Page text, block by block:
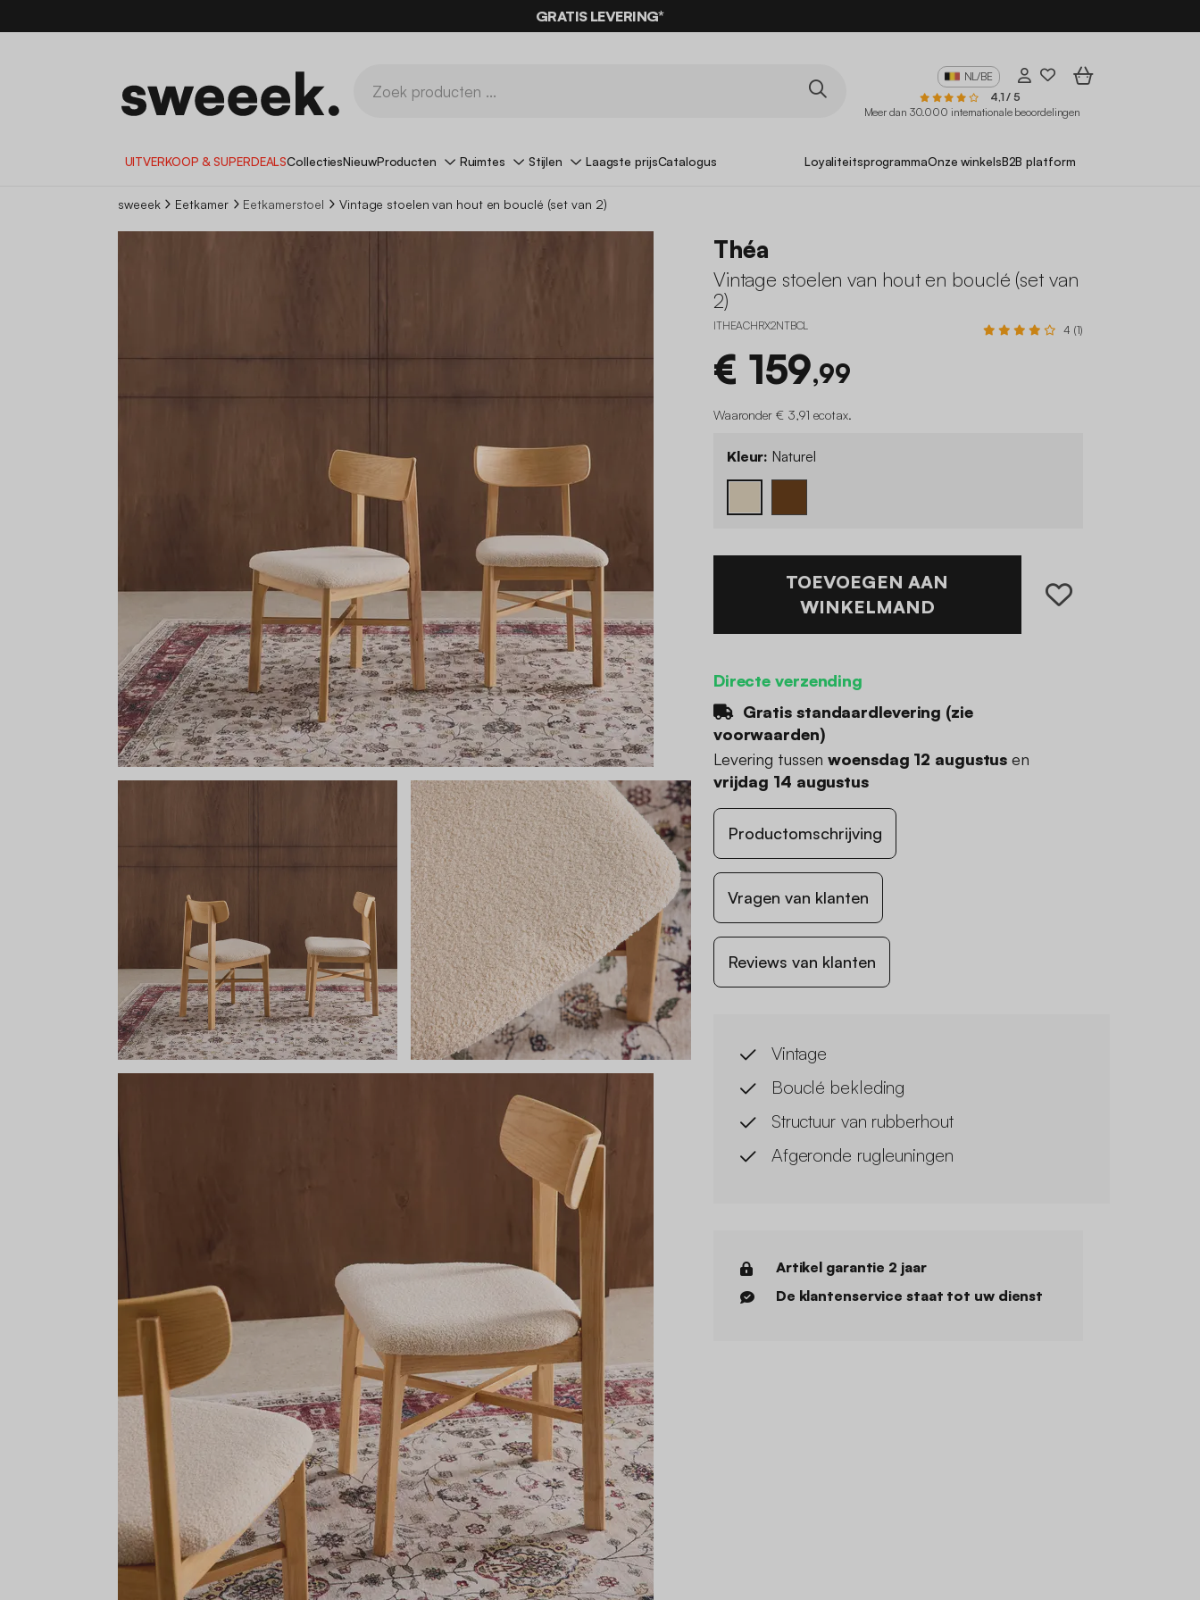
AANBIEDINGEN*MET DE
GRATIS LEVERING*
NL/BE
4,1 / 5
Meer dan 30.000 internationale beoordelingen
UITVERKOOP & SUPERDEALSCollectiesNieuwProducten Ruimtes Stijlen Laagste prijsCatalogus LoyaliteitsprogrammaOnze winkelsB2B platform
sweeek Eetkamer Eetkamerstoel Vintage stoelen van hout en bouclé (set van 2)
Théa
Vintage stoelen van hout en bouclé (set van
2)
ITHEACHRX2NTBCL 4 (1)
€ 159,99
Waaronder € 3,91 ecotax.
Kleur: Naturel
TOEVOEGEN AAN
WINKELMAND
Directe verzending
Gratis standaardlevering (zie
voorwaarden)
Levering tussenwoensdag 12 augustus en
vrijdag 14 augustus
Productomschrijving
Vragen van klanten
Reviews van klanten
Vintage
Bouclé bekleding
Structuur van rubberhout
Afgeronde rugleuningen
Artikel garantie 2 jaar
De klantenservice staat tot uw dienst